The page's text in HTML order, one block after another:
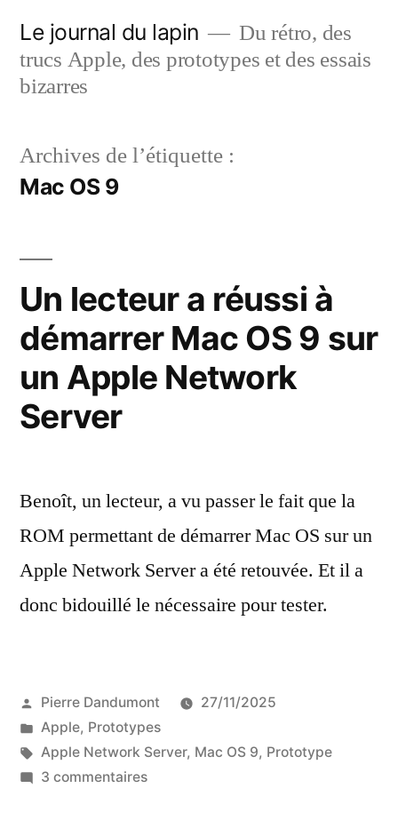
contenu
Le journal du lapin
Du rétro, des
trucs Apple, des prototypes et des essais
bizarres
Archives de l’étiquette :
Mac OS 9
Un lecteur a réussi à
démarrer Mac OS 9 sur
un Apple Network
Server
Benoît, un lecteur, a vu passer le fait que la
ROM permettant de démarrer Mac OS sur un
Apple Network Server a été retouvée. Et il a
donc bidouillé le nécessaire pour tester.
Publié
par
Pierre Dandumont
27/11/2025
Publié
dans
Apple, Prototypes
Étiquettes :
Apple Network Server, Mac OS 9, Prototype
3 commentairessur